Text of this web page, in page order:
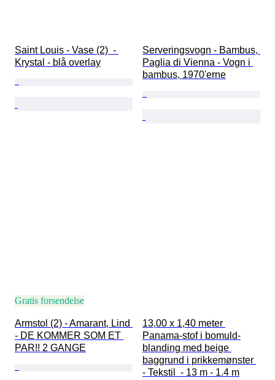
Saint Louis - Vase (2)  -
Krystal - blå overlay
Serveringsvogn - Bambus,
Paglia di Vienna - Vogn i
bambus, 1970'erne
Gratis forsendelse
Armstol (2) - Amarant, Lind
- DE KOMMER SOM ET
PAR!! 2 GANGE
13,00 x 1,40 meter
Panama-stof i bomuld-
blanding med beige
baggrund i prikkemønster
- Tekstil  - 13 m - 1.4 m